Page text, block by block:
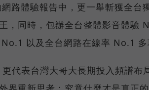
路體驗報告中，更一舉斬獲全台
，同時，包辦全台整體影音體驗
以及全台網路在線率 No.1 多
代表台灣大哥大長期投入頻譜布